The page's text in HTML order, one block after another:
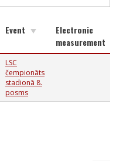
Event
Electronic
measurement
LSC
čempionāts
stadionā 8.
posms